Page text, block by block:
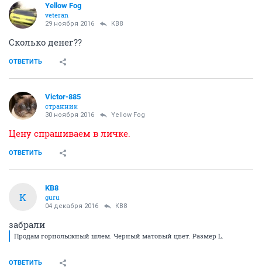
Yellow Fog
veteran
29 ноября 2016 KB8
Сколько денег??
ОТВЕТИТЬ
Victor-885
странник
30 ноября 2016 Yellow Fog
Цену спрашиваем в личке.
ОТВЕТИТЬ
K
KB8
guru
04 декабря 2016 KB8
забрали
Продам горнолыжный шлем. Черный матовый цвет. Размер L.
ОТВЕТИТЬ